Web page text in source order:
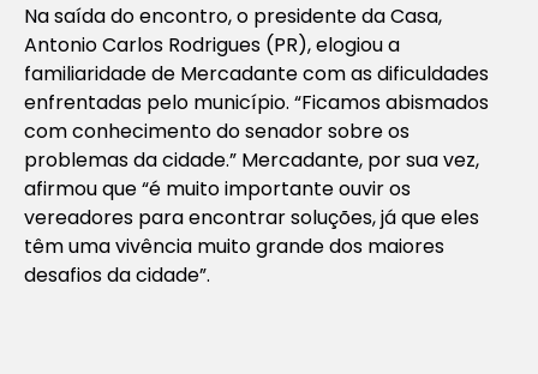
Na saída do encontro, o presidente da Casa,
Antonio Carlos Rodrigues (PR), elogiou a
familiaridade de Mercadante com as dificuldades
enfrentadas pelo município. “Ficamos abismados
com conhecimento do senador sobre os
problemas da cidade.” Mercadante, por sua vez,
afirmou que “é muito importante ouvir os
vereadores para encontrar soluções, já que eles
têm uma vivência muito grande dos maiores
desafios da cidade”.